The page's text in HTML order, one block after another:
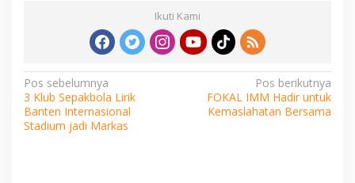
Ikuti Kami
Navigasi
pos
Pos sebelumnya
3 Klub Sepakbola Lirik
Banten Internasional
Stadium jadi Markas
Pos berikutnya
FOKAL IMM Hadir untuk
Kemaslahatan Bersama